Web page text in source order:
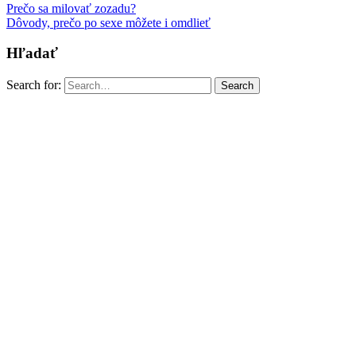
Prečo sa milovať zozadu?
Dôvody, prečo po sexe môžete i omdlieť
Hľadať
Search for: Search